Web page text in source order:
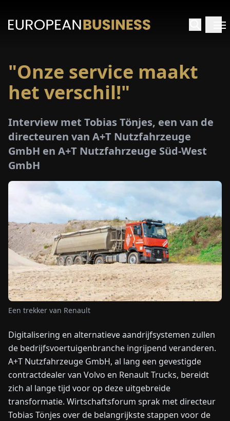
OVER
ONS
ENDEFR ES HU
NEEM
CONTACT
OP
"Onze service maakt
het verschil!"
Interview met Tobias Tönjes, een van de
directeuren van A+T Nutzfahrzeuge
GmbH en A+T Nutzfahrzeuge Süd-West
GmbH
Een trekker van Renault
Digitalisering en alternatieve aandrijfsystemen zullen
de bedrijfsvoertuigenbranche ingrijpend veranderen.
A+T Nutzfahrzeuge GmbH, al lang een gevestigde
contractdealer van Volvo en Renault Trucks, bereidt
zich al lange tijd voor op deze uitgebreide
transformatie. Wirtschaftsforum sprak met directeur
Tobias Tönjes over de belangrijkste stappen voor de